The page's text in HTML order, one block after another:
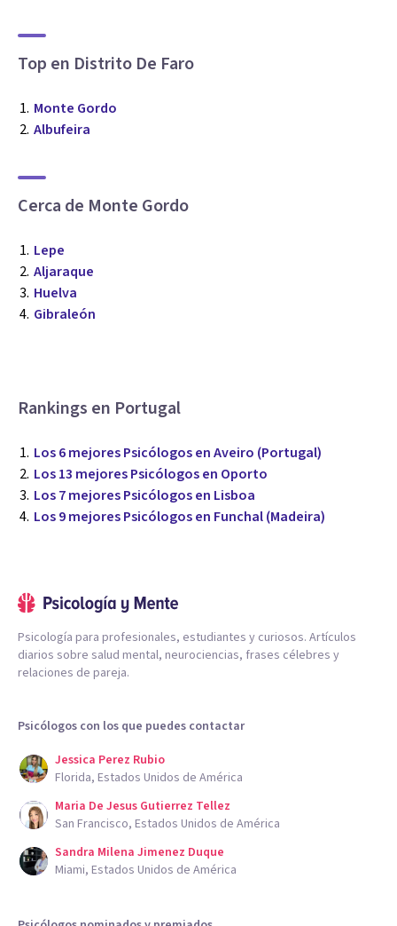
Top en Distrito De Faro
Monte Gordo
Albufeira
Cerca de Monte Gordo
Lepe
Aljaraque
Huelva
Gibraleón
Rankings en Portugal
Los 6 mejores Psicólogos en Aveiro (Portugal)
Los 13 mejores Psicólogos en Oporto
Los 7 mejores Psicólogos en Lisboa
Los 9 mejores Psicólogos en Funchal (Madeira)
Psicología para profesionales, estudiantes y curiosos. Artículos
diarios sobre salud mental, neurociencias, frases célebres y
relaciones de pareja.
Psicólogos con los que puedes contactar
Jessica Perez Rubio
Florida, Estados Unidos de América
Maria De Jesus Gutierrez Tellez
San Francisco, Estados Unidos de América
Sandra Milena Jimenez Duque
Miami, Estados Unidos de América